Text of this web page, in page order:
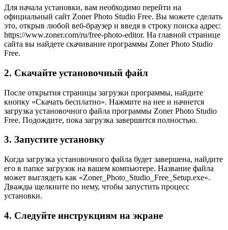
Для начала установки, вам необходимо перейти на
официальный сайт Zoner Photo Studio Free. Вы можете сделать
это, открыв любой веб-браузер и введя в строку поиска адрес:
https://www.zoner.com/ru/free-photo-editor. На главной странице
сайта вы найдете скачивание программы Zoner Photo Studio
Free.
2. Скачайте установочный файл
После открытия страницы загрузки программы, найдите
кнопку «Скачать бесплатно». Нажмите на нее и начнется
загрузка установочного файла программы Zoner Photo Studio
Free. Подождите, пока загрузка завершится полностью.
3. Запустите установку
Когда загрузка установочного файла будет завершена, найдите
его в папке загрузок на вашем компьютере. Название файла
может выглядеть как «Zoner_Photo_Studio_Free_Setup.exe».
Дважды щелкните по нему, чтобы запустить процесс
установки.
4. Следуйте инструкциям на экране